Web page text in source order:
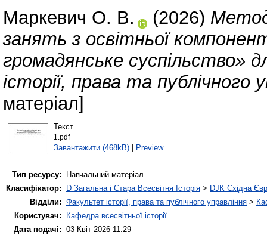
Маркевич О. В. (2026)
занять з освітньої
громадянське суспільство»
історії, права та публічного
матеріал]
Текст
1.pdf
Завантажити (468kB)| Preview
Тип ресурсу:
Навчальний матеріал
Класифікатор:
D Загальна і Стара Всесвітня Історія > DJK Східна
Відділи: Факультет історії, права та публічного управління >
Користувач:
Кафедра всесвітньої історії
Дата подачі: 03 Квіт 2026 11:29